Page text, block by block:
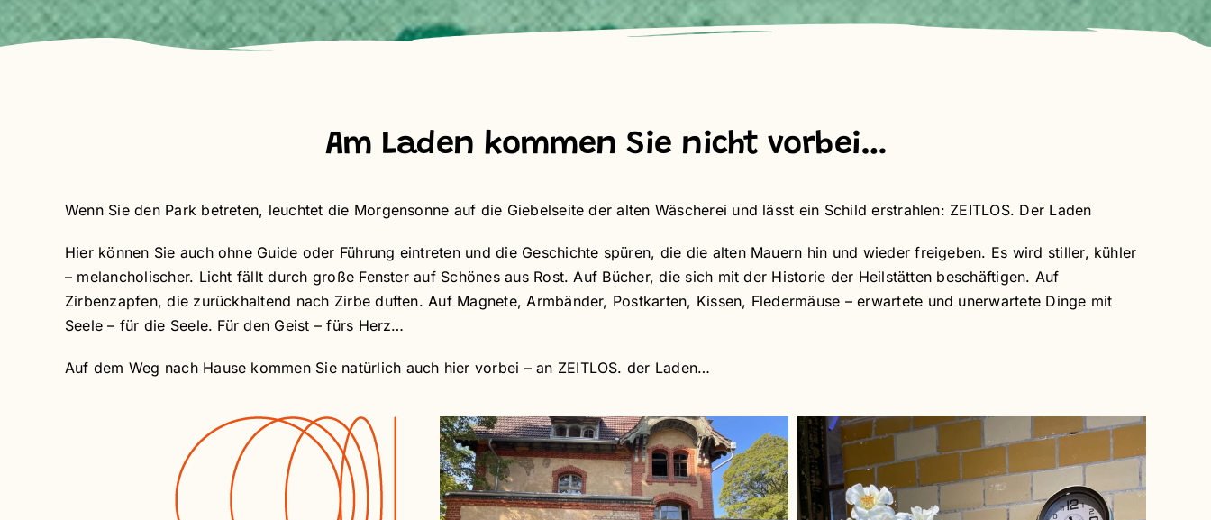
Am Laden kommen Sie nicht vorbei…
Wenn Sie den Park betreten, leuchtet die Morgensonne auf die Giebelseite der alten Wäscherei und lässt ein Schild erstrahlen: ZEITLOS. Der Laden
Hier können Sie auch ohne Guide oder Führung eintreten und die Geschichte spüren, die die alten Mauern hin und wieder freigeben. Es wird stiller, kühler
– melancholischer. Licht fällt durch große Fenster auf Schönes aus Rost. Auf Bücher, die sich mit der Historie der Heilstätten beschäftigen. Auf
Zirbenzapfen, die zurückhaltend nach Zirbe duften. Auf Magnete, Armbänder, Postkarten, Kissen, Fledermäuse – erwartete und unerwartete Dinge mit
Seele – für die Seele. Für den Geist – fürs Herz…
Auf dem Weg nach Hause kommen Sie natürlich auch hier vorbei – an ZEITLOS. der Laden…